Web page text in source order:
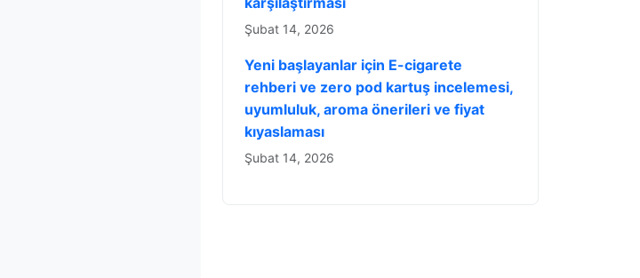
Şubat 14, 2026
Yeni başlayanlar için E-cigarete
rehberi ve zero pod kartuş incelemesi,
uyumluluk, aroma önerileri ve fiyat
kıyaslaması
Şubat 14, 2026